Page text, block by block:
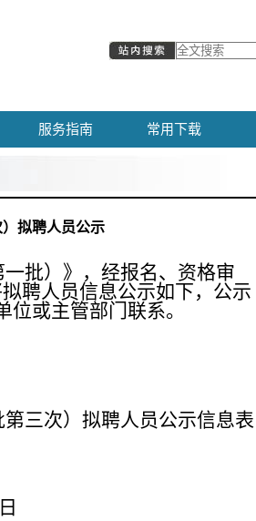
服务指南 常用下载
拟聘人员公示
批）》，经报名、资格审
聘人员信息公示如下，公示
或主管部门联系。
三次）拟聘人员公示信息表
日